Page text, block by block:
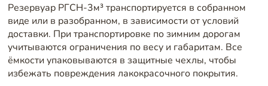
Резервуар РГСН-3м³ транспортируется в собранном
виде или в разобранном, в зависимости от условий
доставки. При транспортировке по зимним дорогам
учитываются ограничения по весу и габаритам. Все
ёмкости упаковываются в защитные чехлы, чтобы
избежать повреждения лакокрасочного покрытия.